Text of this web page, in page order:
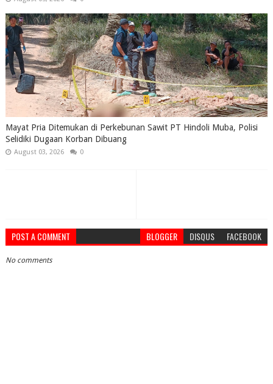
Mayat Pria Ditemukan di Perkebunan Sawit PT Hindoli Muba, Polisi
Selidiki Dugaan Korban Dibuang
August 03, 2026 0
POST A COMMENT BLOGGER DISQUS FACEBOOK
No comments